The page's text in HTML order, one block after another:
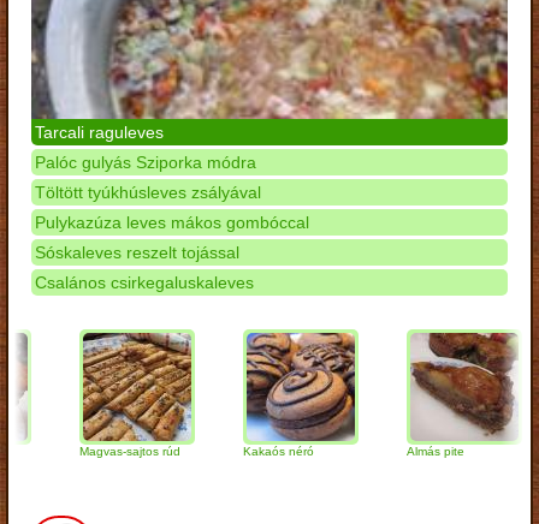
Tarcali raguleves
Palóc gulyás Sziporka módra
Töltött tyúkhúsleves zsályával
Pulykazúza leves mákos gombóccal
Sóskaleves reszelt tojással
Csalános csirkegaluskaleves
Magvas-sajtos rúd Kakaós néró Almás pite